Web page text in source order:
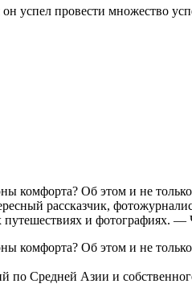
успел провести множество
комфорта? Об этом и не
рассказчик,
путешествиях и
комфорта? Об этом и не
по Средней Азии и